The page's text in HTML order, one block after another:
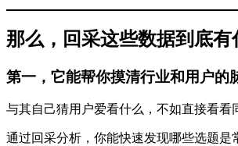
那么，回采这些数据到底
第一，它能帮你摸清行业和用户的
与其自己猜用户爱看什么，不如直接看看
通过回采分析，你能快速发现哪些选题